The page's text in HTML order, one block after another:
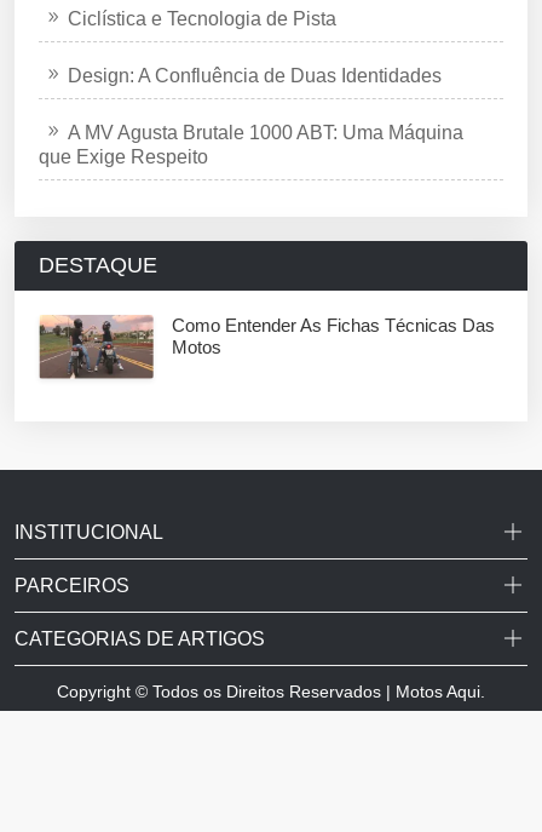
Ciclística e Tecnologia de Pista
Design: A Confluência de Duas Identidades
A MV Agusta Brutale 1000 ABT: Uma Máquina
que Exige Respeito
DESTAQUE
Como Entender As Fichas Técnicas Das
Motos
INSTITUCIONAL
PARCEIROS
CATEGORIAS DE ARTIGOS
Copyright © Todos os Direitos Reservados | Motos Aqui.